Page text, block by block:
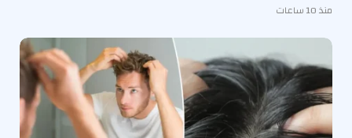
منذ 10 ساعات